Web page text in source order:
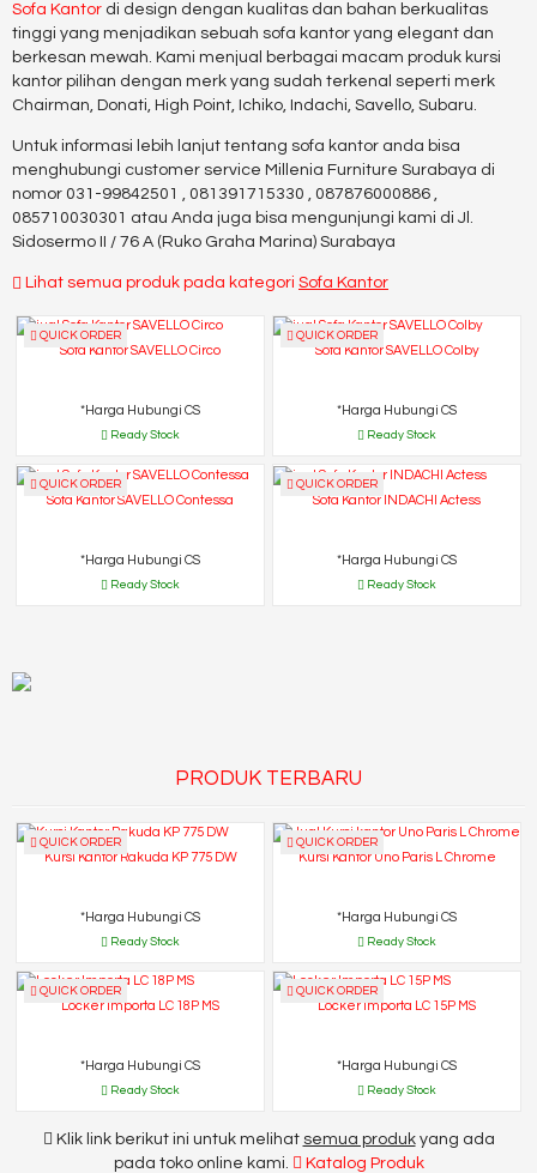
Sofa Kantor di design dengan kualitas dan bahan berkualitas
tinggi yang menjadikan sebuah sofa kantor yang elegant dan
berkesan mewah. Kami menjual berbagai macam produk kursi
kantor pilihan dengan merk yang sudah terkenal seperti merk
Chairman, Donati, High Point, Ichiko, Indachi, Savello, Subaru.
Untuk informasi lebih lanjut tentang sofa kantor anda bisa
menghubungi customer service Millenia Furniture Surabaya di
nomor 031-99842501 , 081391715330 , 087876000886 ,
085710030301 atau Anda juga bisa mengunjungi kami di Jl.
Sidosermo II / 76 A (Ruko Graha Marina) Surabaya
Lihat semua produk pada kategori Sofa Kantor
QUICK ORDER
Sofa Kantor SAVELLO Circo
*Harga Hubungi CS
Ready Stock
QUICK ORDER
Sofa Kantor SAVELLO Colby
*Harga Hubungi CS
Ready Stock
QUICK ORDER
Sofa Kantor SAVELLO Contessa
*Harga Hubungi CS
Ready Stock
QUICK ORDER
Sofa Kantor INDACHI Actess
*Harga Hubungi CS
Ready Stock
PRODUK TERBARU
QUICK ORDER
Kursi Kantor Rakuda KP 775 DW
*Harga Hubungi CS
Ready Stock
QUICK ORDER
Kursi Kantor Uno Paris L Chrome
*Harga Hubungi CS
Ready Stock
QUICK ORDER
Locker Importa LC 18P MS
*Harga Hubungi CS
Ready Stock
QUICK ORDER
Locker Importa LC 15P MS
*Harga Hubungi CS
Ready Stock
Klik link berikut ini untuk melihat semua produkyang ada
pada toko online kami.
Katalog Produk